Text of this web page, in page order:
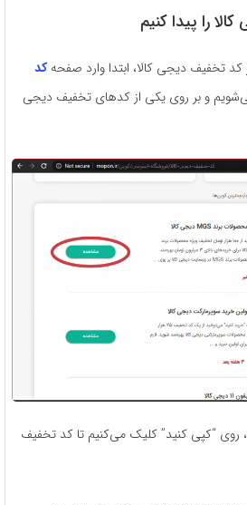
را پیدا کنیم
کد تخفیف دیجی کالا، ابتدا وارد صفحهکد
و بر روی یکی از کدهای تخفیف دیجی
“کپی کنید” کلیک می‌کنیم تا کد تخفیف